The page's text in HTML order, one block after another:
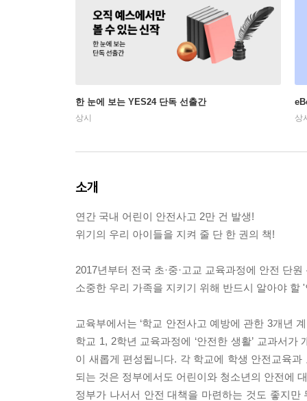
한 눈에 보는 YES24 단독 선출간
상시 상
소개
연간 국내 어린이 안전사고 2만 건 발생!
위기의 우리 아이들을 지켜 줄 단 한 권의 책!
2017년부터 전국 초·중·고교 교육과정에 안전 단원
소중한 우리 가족을 지키기 위해 반드시 알아야 할
교육부에서는 ‘학교 안전사고 예방에 관한 3개년
학교 1, 2학년 교육과정에 ‘안전한 생활’ 교과서
이 새롭게 편성됩니다. 각 학교에 학생 안전교육
되는 것은 정부에서도 어린이와 청소년의 안전에
정부가 나서서 안전 대책을 마련하는 것도 좋지